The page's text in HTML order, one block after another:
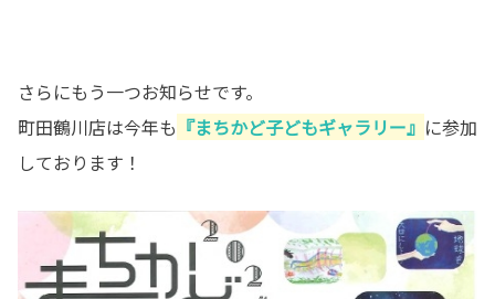
さらにもう一つお知らせです。
町田鶴川店は今年も 『まちかど子どもギャラリー』 に参加
しております！